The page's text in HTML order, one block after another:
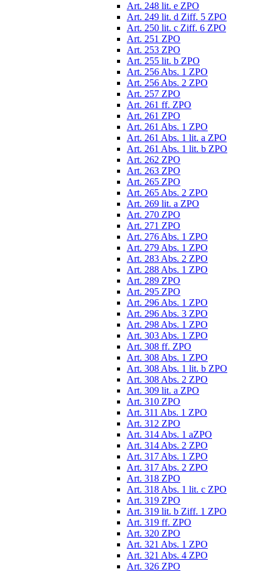
Art. 248 lit. e ZPO
Art. 249 lit. d Ziff. 5 ZPO
Art. 250 lit. c Ziff. 6 ZPO
Art. 251 ZPO
Art. 253 ZPO
Art. 255 lit. b ZPO
Art. 256 Abs. 1 ZPO
Art. 256 Abs. 2 ZPO
Art. 257 ZPO
Art. 261 ff. ZPO
Art. 261 ZPO
Art. 261 Abs. 1 ZPO
Art. 261 Abs. 1 lit. a ZPO
Art. 261 Abs. 1 lit. b ZPO
Art. 262 ZPO
Art. 263 ZPO
Art. 265 ZPO
Art. 265 Abs. 2 ZPO
Art. 269 lit. a ZPO
Art. 270 ZPO
Art. 271 ZPO
Art. 276 Abs. 1 ZPO
Art. 279 Abs. 1 ZPO
Art. 283 Abs. 2 ZPO
Art. 288 Abs. 1 ZPO
Art. 289 ZPO
Art. 295 ZPO
Art. 296 Abs. 1 ZPO
Art. 296 Abs. 3 ZPO
Art. 298 Abs. 1 ZPO
Art. 303 Abs. 1 ZPO
Art. 308 ff. ZPO
Art. 308 Abs. 1 ZPO
Art. 308 Abs. 1 lit. b ZPO
Art. 308 Abs. 2 ZPO
Art. 309 lit. a ZPO
Art. 310 ZPO
Art. 311 Abs. 1 ZPO
Art. 312 ZPO
Art. 314 Abs. 1 aZPO
Art. 314 Abs. 2 ZPO
Art. 317 Abs. 1 ZPO
Art. 317 Abs. 2 ZPO
Art. 318 ZPO
Art. 318 Abs. 1 lit. c ZPO
Art. 319 ZPO
Art. 319 lit. b Ziff. 1 ZPO
Art. 319 ff. ZPO
Art. 320 ZPO
Art. 321 Abs. 1 ZPO
Art. 321 Abs. 4 ZPO
Art. 326 ZPO